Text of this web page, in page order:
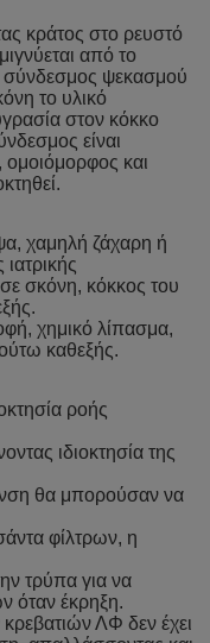
κράτος στο ρευστό
από το
σύνδεσμος ψεκασμού
το υλικό
στον κόκκο
είναι
ομοιόμορφος και
χαμηλή ζάχαρη ή
σκόνη, κόκκος του
χημικό λίπασμα,
καθεξής.
ροής
ιδιοκτησία της
θα μπορούσαν να
φίλτρων, η
τρύπα για να
όταν έκρηξη.
ΛΦ δεν έχει